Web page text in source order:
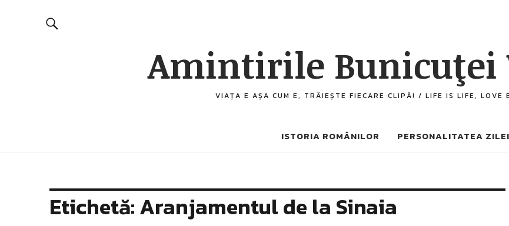
Amintirile Bunicuţei
VIAȚA E AȘA CUM E, TRĂIEȘTE FIECARE CLIPĂ! / LIFE IS LIFE, LOVE
ISTORIA ROMÂNILOR PERSONALITATEA ZILEI
Etichetă:Aranjamentul de la Sinaia